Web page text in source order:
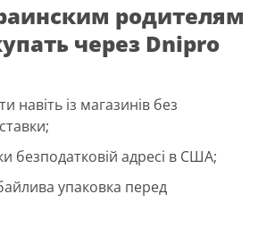
родителям
через Dnipro
навіть із магазинів без
безподатковій адресі в США;
упаковка перед